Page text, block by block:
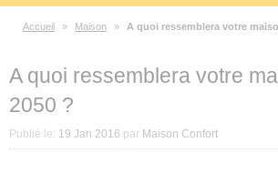
Maison
Energie
Economies d’énergie
Décoration intérieure
Accueil » Maison » A quoi ressemblera votre
A quoi ressemblera votre
2050 ?
Publié le: 19 Jan 2016 par Maison Confort